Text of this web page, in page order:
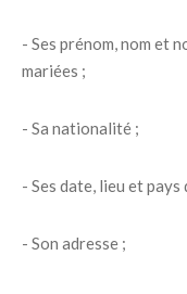
- Ses prénom, nom et
mariées ;
- Sa nationalité ;
- Ses date, lieu et pays
- Son adresse ;